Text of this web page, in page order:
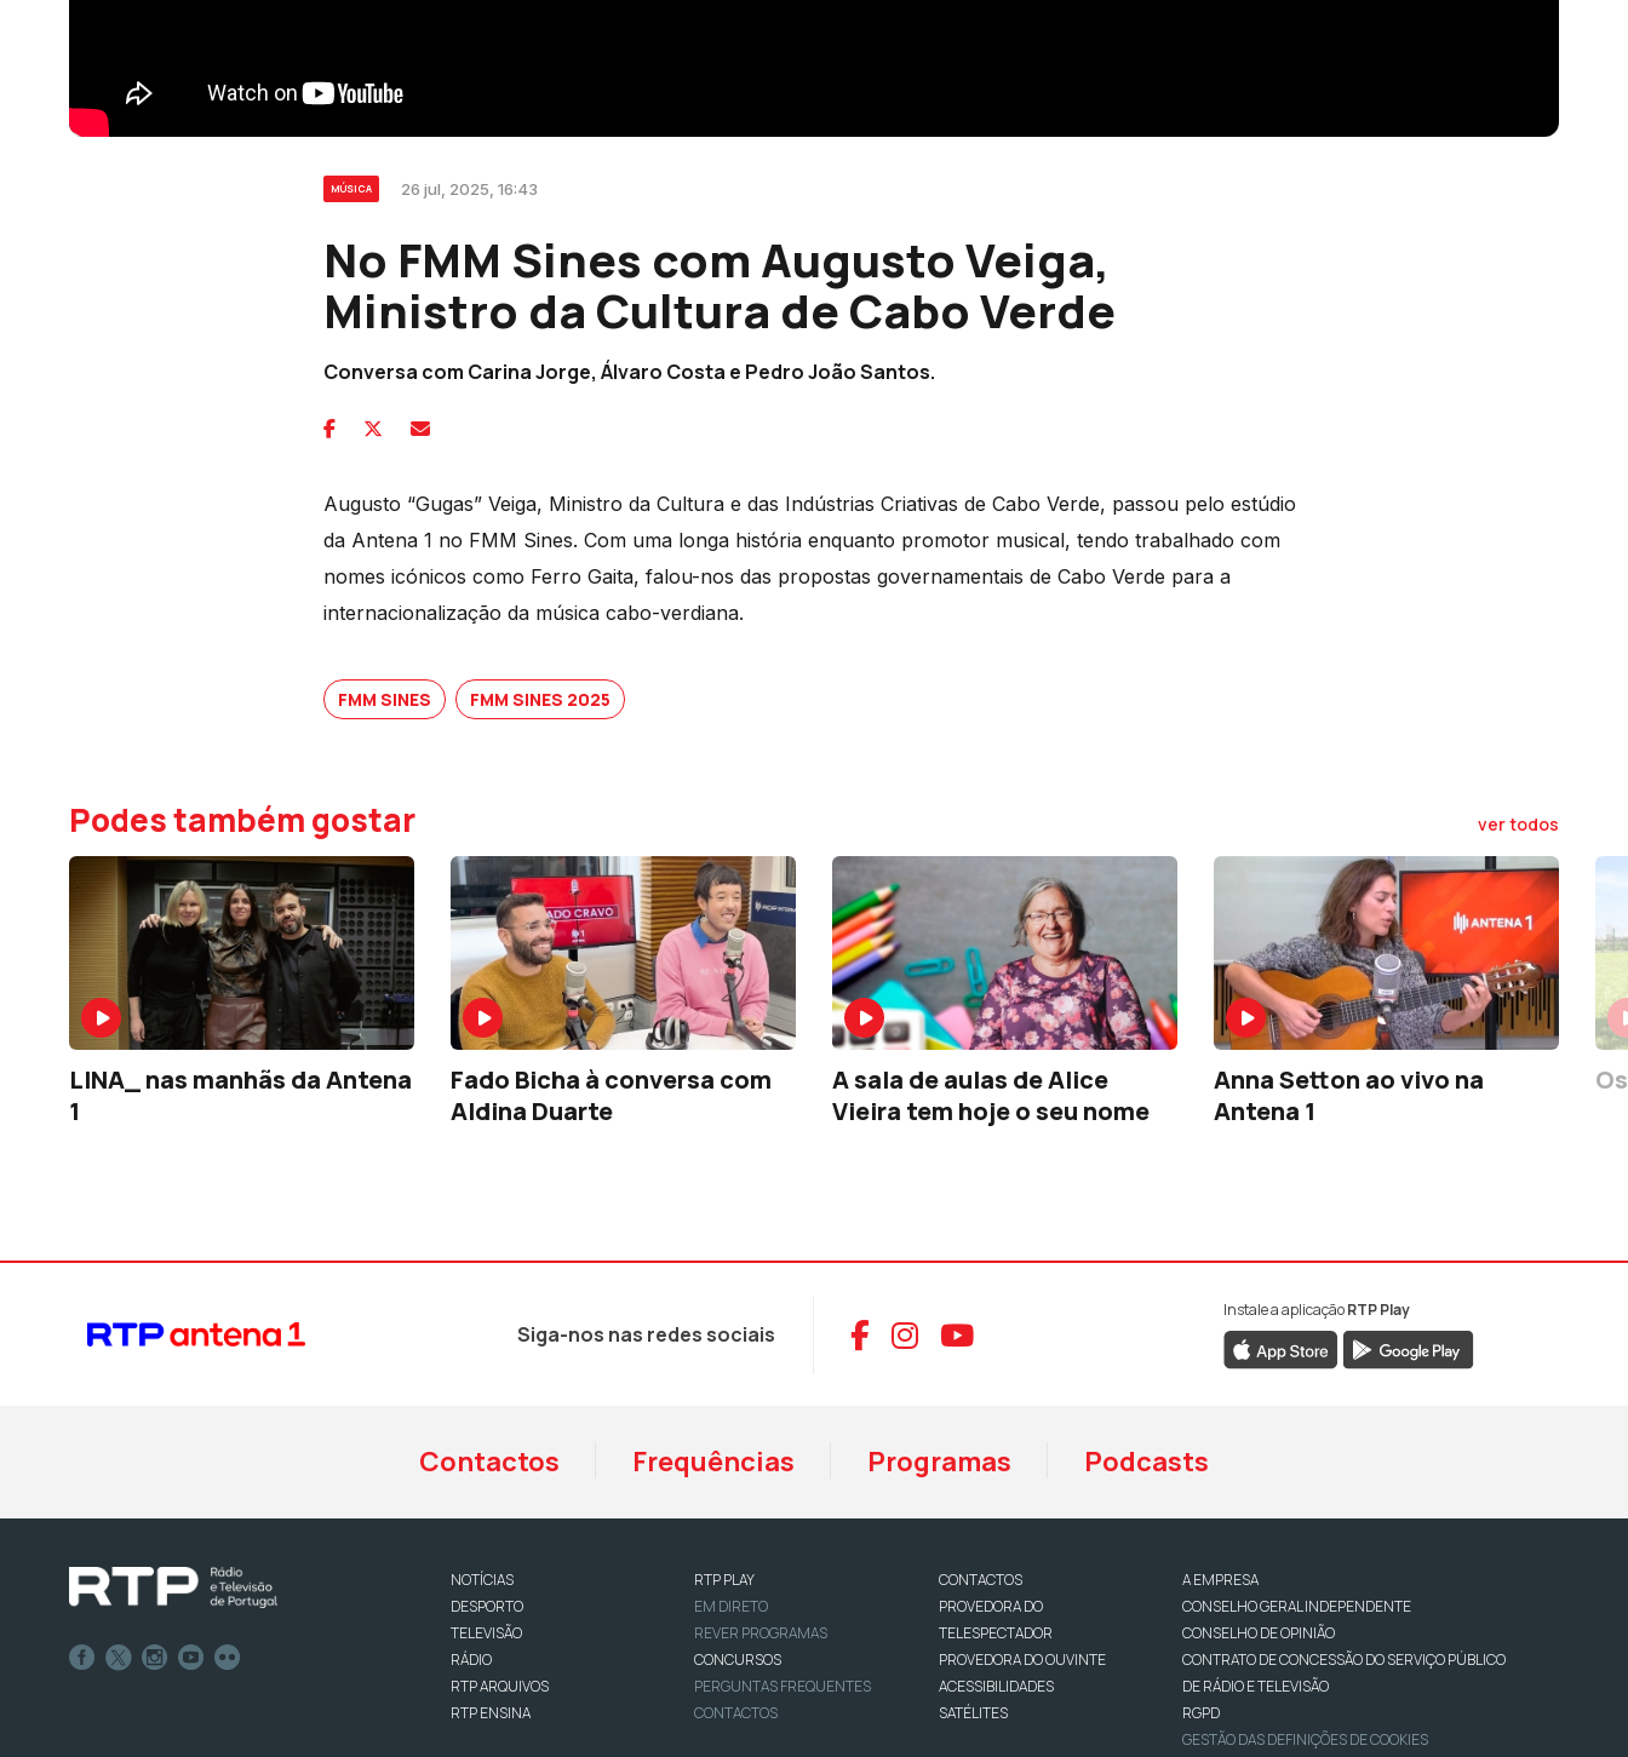
MÚSICA 26 jul, 2025, 16:43
No FMM Sines com Augusto Veiga,
Ministro da Cultura de Cabo Verde
Conversa com Carina Jorge, Álvaro Costa e Pedro João Santos.
Augusto “Gugas” Veiga, Ministro da Cultura e das Indústrias Criativas de Cabo Verde, passou pelo estúdio
da Antena 1 no FMM Sines. Com uma longa história enquanto promotor musical, tendo trabalhado com
nomes icónicos como Ferro Gaita, falou-nos das propostas governamentais de Cabo Verde para a
internacionalização da música cabo-verdiana.
FMM SINES FMM SINES 2025
Podes também gostar ver todos
LINA_ nas manhãs da Antena
1
Fado Bicha à conversa com
Aldina Duarte
A sala de aulas de Alice
Vieira tem hoje o seu nome
Anna Setton ao vivo na
Antena 1
Siga-nos nas redes sociais Aceder ao Facebook da RTP Antena 1
Aceder ao Instagram da RTP Antena 1
Aceder ao YouTube da RTP Antena 1
Instale a aplicaçãoRTP Play
Contactos Frequências Programas Podcasts
NOTÍCIAS
DESPORTO
TELEVISÃO
RÁDIO
RTP ARQUIVOS
RTP ENSINA
RTP PLAY
EM DIRETO
REVER PROGRAMAS
CONCURSOS
PERGUNTAS FREQUENTES
CONTACTOS
CONTACTOS
PROVEDORA DO
TELESPECTADOR
PROVEDORA DO OUVINTE
ACESSIBILIDADES
SATÉLITES
A EMPRESA
CONSELHO GERAL INDEPENDENTE
CONSELHO DE OPINIÃO
CONTRATO DE CONCESSÃO DO SERVIÇO PÚBLICO
DE RÁDIO E TELEVISÃO
RGPD
GESTÃO DAS DEFINIÇÕES DE COOKIES